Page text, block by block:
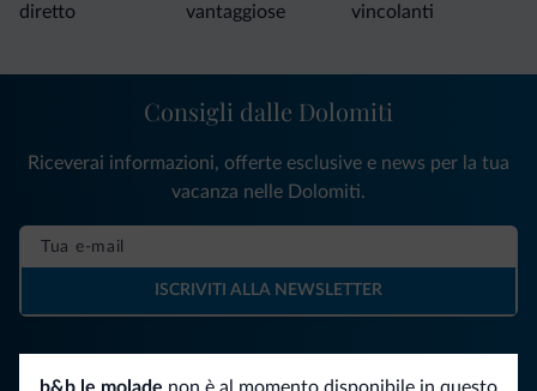
diretto
vantaggiose
vincolanti
Segui Dolomiti.it
Consigli dalle Dolomiti
Riceverai informazioni, offerte esclusive e news per la tua
vacanza nelle Dolomiti.
ISCRIVITI ALLA NEWSLETTER